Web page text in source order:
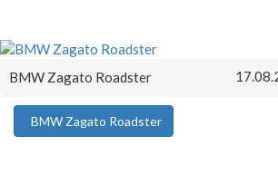
BMW Zagato Roadster
BMW Zagato Roadster